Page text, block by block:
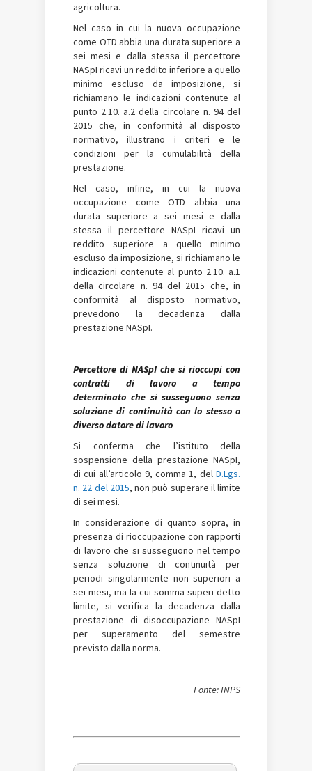
agricoltura.
Nel caso in cui la nuova occupazione
come OTD abbia una durata superiore a
sei mesi e dalla stessa il percettore
NASpI ricavi un reddito inferiore a quello
minimo escluso da imposizione, si
richiamano le indicazioni contenute al
punto 2.10. a.2 della circolare n. 94 del
2015 che, in conformità al disposto
normativo, illustrano i criteri e le
condizioni per la cumulabilità della
prestazione.
Nel caso, infine, in cui la nuova
occupazione come OTD abbia una
durata superiore a sei mesi e dalla
stessa il percettore NASpI ricavi un
reddito superiore a quello minimo
escluso da imposizione, si richiamano le
indicazioni contenute al punto 2.10. a.1
della circolare n. 94 del 2015 che, in
conformità al disposto normativo,
prevedono la decadenza dalla
prestazione NASpI.
Percettore di NASpI che si rioccupi con
contratti di lavoro a tempo
determinato che si susseguono senza
soluzione di continuità con lo stesso o
diverso datore di lavoro
Si conferma che l’istituto della
sospensione della prestazione NASpI,
di cui all’articolo 9, comma 1, del D.Lgs.
n. 22 del 2015, non può superare il limite
di sei mesi.
In considerazione di quanto sopra, in
presenza di rioccupazione con rapporti
di lavoro che si susseguono nel tempo
senza soluzione di continuità per
periodi singolarmente non superiori a
sei mesi, ma la cui somma superi detto
limite, si verifica la decadenza dalla
prestazione di disoccupazione NASpI
per superamento del semestre
previsto dalla norma.
Fonte: INPS